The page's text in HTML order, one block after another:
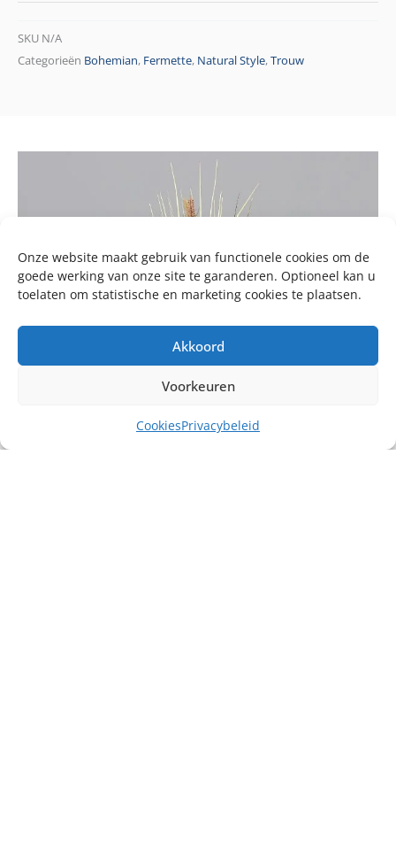
Onze website maakt gebruik van functionele cookies om de
goede werking van onze site te garanderen. Optioneel kan u
toelaten om statistische en marketing cookies te plaatsen.
Akkoord
Voorkeuren
CookiesPrivacybeleid
SKU N/A
Categorieën Bohemian, Fermette, Natural Style,Trouw